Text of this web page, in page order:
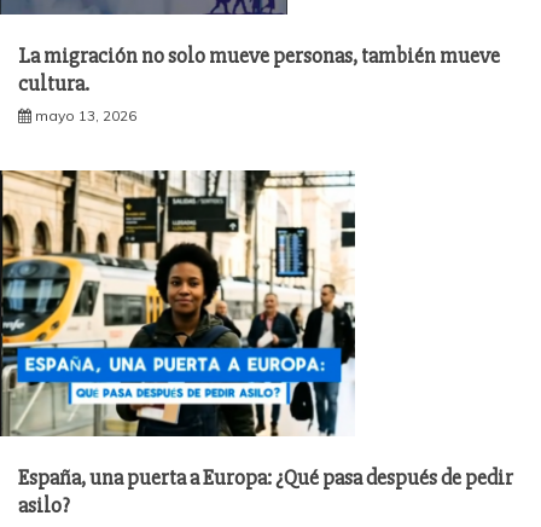
La migración no solo mueve personas, también mueve
cultura.
mayo 13, 2026
España, una puerta a Europa: ¿Qué pasa después de pedir
asilo?